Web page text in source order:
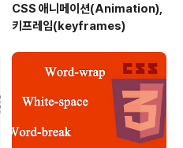
CSS 애니메이션(Animation),
키프레임(keyframes)